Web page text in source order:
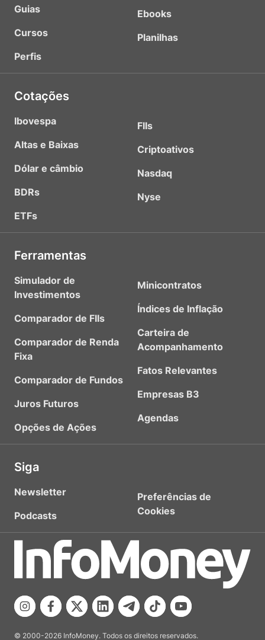
Guias
Cursos
Perfis
Ebooks
Planilhas
Cotações
Ibovespa
Altas e Baixas
Dólar e câmbio
BDRs
ETFs
FIIs
Criptoativos
Nasdaq
Nyse
Ferramentas
Simulador de
Investimentos
Comparador de FIIs
Comparador de Renda
Fixa
Comparador de Fundos
Juros Futuros
Opções de Ações
Minicontratos
Índices de Inflação
Carteira de
Acompanhamento
Fatos Relevantes
Empresas B3
Agendas
Siga
Newsletter
Podcasts
Preferências de
Cookies
© 2000-2026 InfoMoney. Todos os direitos reservados.